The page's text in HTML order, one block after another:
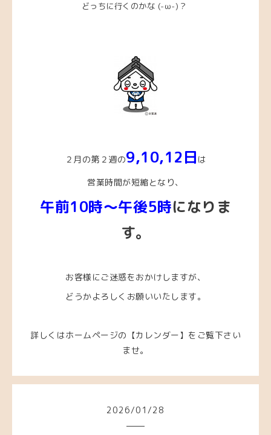
どっちに行くのかな (-ω-)？
２月の第２週の9,10,12日 は
営業時間が短縮となり、
午前10時～午後5時になりま
す。
お客様にご迷惑をおかけしますが、
どうかよろしくお願いいたします。
詳しくはホームページの【カレンダー】をご覧下さい
ませ。
2026/01 /28